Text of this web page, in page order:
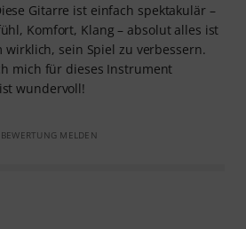
Gitarre ist einfach spektakulär –
Komfort, Klang – absolut alles ist
sein Spiel zu verbessern.
mich für dieses Instrument
wundervoll!
BEWERTUNG MELDEN